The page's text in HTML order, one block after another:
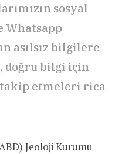
sosyal
Whatsapp
asılsız bilgilere
bilgi için
etmeleri rica
Jeoloji Kurumu